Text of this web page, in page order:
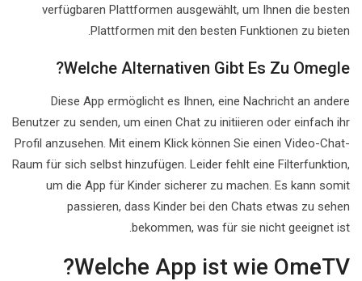
verfügbaren Plattformen ausgewählt, um Ihnen die besten
Plattformen mit den besten Funktionen zu bieten.
Welche Alternativen Gibt Es Zu Omegle?
Diese App ermöglicht es Ihnen, eine Nachricht an andere
Benutzer zu senden, um einen Chat zu initiieren oder einfach ihr
Profil anzusehen. Mit einem Klick können Sie einen Video-Chat-
Raum für sich selbst hinzufügen. Leider fehlt eine Filterfunktion,
um die App für Kinder sicherer zu machen. Es kann somit
passieren, dass Kinder bei den Chats etwas zu sehen
bekommen, was für sie nicht geeignet ist.
Welche App ist wie OmeTV?